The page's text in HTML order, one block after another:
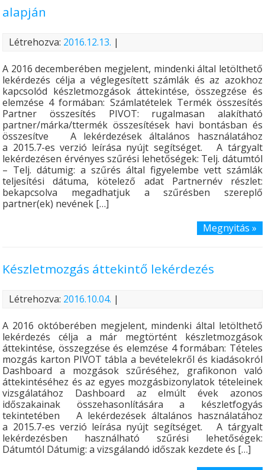
alapján
Létrehozva: 2016.12.13. |
A 2016 decemberében megjelent, mindenki által letölthető
lekérdezés célja a véglegesített számlák és az azokhoz
kapcsolód készletmozgások áttekintése, összegzése és
elemzése 4 formában: Számlatételek Termék összesítés
Partner összesítés PIVOT: rugalmasan alakítható
partner/márka/ttermék összesítések havi bontásban és
összesítve A lekérdezések általános használatához
a 2015.7-es verzió leírása nyújt segítséget. A tárgyalt
lekérdezésen érvényes szűrési lehetőségek: Telj. dátumtól
– Telj. dátumig: a szűrés által figyelembe vett számlák
teljesítési dátuma, kötelező adat Partnernév részlet:
bekapcsolva megadhatjuk a szűrésben szereplő
partner(ek) nevének […]
Megnyitás »
Készletmozgás áttekintő lekérdezés
Létrehozva: 2016.10.04. |
A 2016 októberében megjelent, mindenki által letölthető
lekérdezés célja a már megtörtént készletmozgások
áttekintése, összegzése és elemzése 4 formában: Tételes
mozgás karton PIVOT tábla a bevételekről és kiadásokról
Dashboard a mozgások szűréséhez, grafikonon való
áttekintéséhez és az egyes mozgásbizonylatok tételeinek
vizsgálatához Dashboard az elmúlt évek azonos
időszakainak összehasonlítására a készletfogyás
tekintetében A lekérdezések általános használatához
a 2015.7-es verzió leírása nyújt segítséget. A tárgyalt
lekérdezésben használható szűrési lehetőségek:
Dátumtól Dátumig: a vizsgálandó időszak kezdete és […]